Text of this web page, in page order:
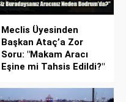
Meclis Üyesinden
Başkan Ataç’a Zor
Soru: "Makam Aracı
Eşine mi Tahsis Edildi?"